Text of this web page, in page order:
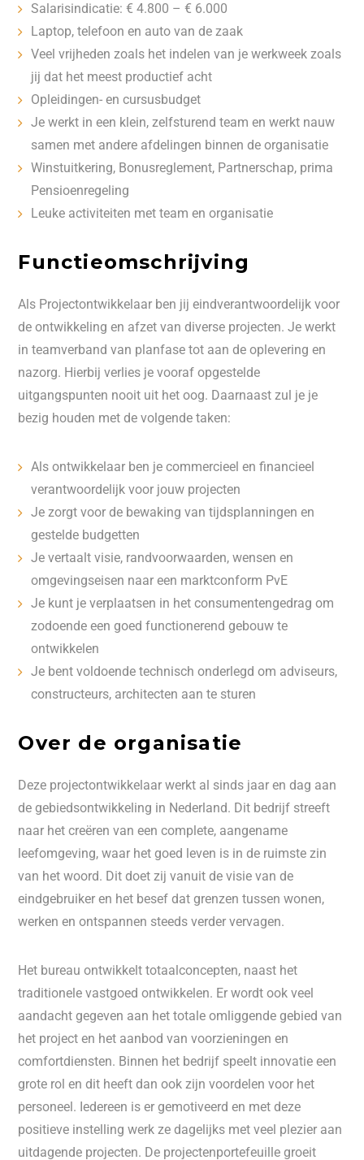
Salarisindicatie: € 4.800 – € 6.000
Laptop, telefoon en auto van de zaak
Veel vrijheden zoals het indelen van je werkweek zoals
jij dat het meest productief acht
Opleidingen- en cursusbudget
Je werkt in een klein, zelfsturend team en werkt nauw
samen met andere afdelingen binnen de organisatie
Winstuitkering, Bonusreglement, Partnerschap, prima
Pensioenregeling
Leuke activiteiten met team en organisatie
Functieomschrijving
Als Projectontwikkelaar ben jij eindverantwoordelijk voor
de ontwikkeling en afzet van diverse projecten. Je werkt
in teamverband van planfase tot aan de oplevering en
nazorg. Hierbij verlies je vooraf opgestelde
uitgangspunten nooit uit het oog. Daarnaast zul je je
bezig houden met de volgende taken:
Als ontwikkelaar ben je commercieel en financieel
verantwoordelijk voor jouw projecten
Je zorgt voor de bewaking van tijdsplanningen en
gestelde budgetten
Je vertaalt visie, randvoorwaarden, wensen en
omgevingseisen naar een marktconform PvE
Je kunt je verplaatsen in het consumentengedrag om
zodoende een goed functionerend gebouw te
ontwikkelen
Je bent voldoende technisch onderlegd om adviseurs,
constructeurs, architecten aan te sturen
Over de organisatie
Deze projectontwikkelaar werkt al sinds jaar en dag aan
de gebiedsontwikkeling in Nederland. Dit bedrijf streeft
naar het creëren van een complete, aangename
leefomgeving, waar het goed leven is in de ruimste zin
van het woord. Dit doet zij vanuit de visie van de
eindgebruiker en het besef dat grenzen tussen wonen,
werken en ontspannen steeds verder vervagen.
Het bureau ontwikkelt totaalconcepten, naast het
traditionele vastgoed ontwikkelen. Er wordt ook veel
aandacht gegeven aan het totale omliggende gebied van
het project en het aanbod van voorzieningen en
comfortdiensten. Binnen het bedrijf speelt innovatie een
grote rol en dit heeft dan ook zijn voordelen voor het
personeel. Iedereen is er gemotiveerd en met deze
positieve instelling werk ze dagelijks met veel plezier aan
uitdagende projecten. De projectenportefeuille groeit